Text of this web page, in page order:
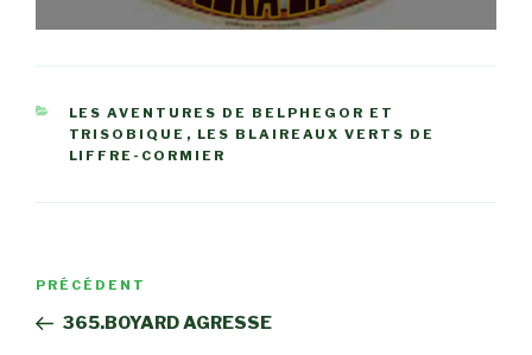
CATÉGORIES
LES AVENTURES DE BELPHEGOR ET
TRISOBIQUE , LES BLAIREAUX VERTS DE
LIFFRE-CORMIER
Navigation
l’article
Article
précédent
PRÉCÉDENT
365.BOYARD AGRESSE